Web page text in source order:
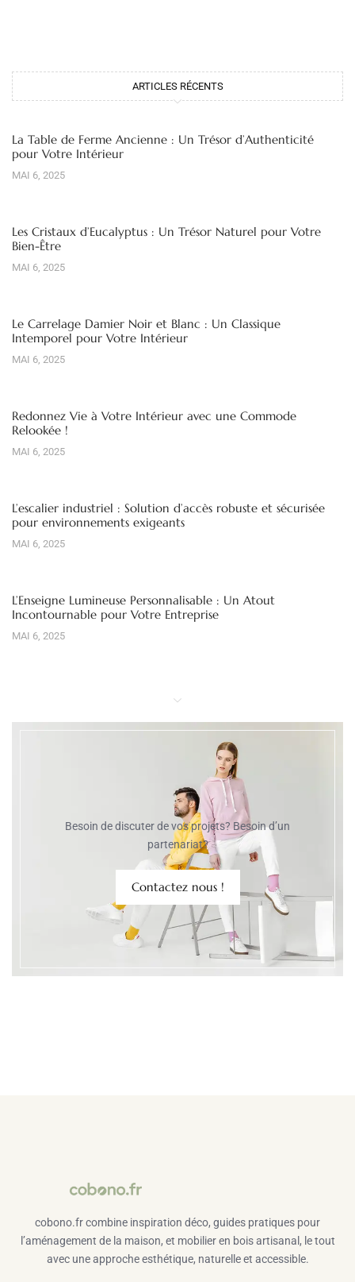
ARTICLES RÉCENTS
La Table de Ferme Ancienne : Un Trésor d’Authenticité
pour Votre Intérieur
MAI 6, 2025
Les Cristaux d’Eucalyptus : Un Trésor Naturel pour Votre
Bien-Être
MAI 6, 2025
Le Carrelage Damier Noir et Blanc : Un Classique
Intemporel pour Votre Intérieur
MAI 6, 2025
Redonnez Vie à Votre Intérieur avec une Commode
Relookée !
MAI 6, 2025
L’escalier industriel : Solution d’accès robuste et sécurisée
pour environnements exigeants
MAI 6, 2025
L’Enseigne Lumineuse Personnalisable : Un Atout
Incontournable pour Votre Entreprise
MAI 6, 2025
Besoin de discuter de vos projets? Besoin d’un
partenariat?
Contactez nous !
cobono.fr combine inspiration déco, guides pratiques pour
l’aménagement de la maison, et mobilier en bois artisanal, le tout
avec une approche esthétique, naturelle et accessible.